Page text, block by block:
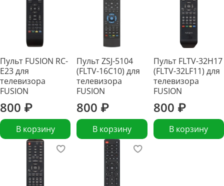
Пульт FUSION RC-
E23 для
телевизора
FUSION
800 ₽
В корзину
Пульт ZSJ-5104
(FLTV-16C10) для
телевизора
FUSION
800 ₽
В корзину
Пульт FLTV-32H17
(FLTV-32LF11) для
телевизора
FUSION
800 ₽
В корзину